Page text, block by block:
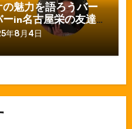
魅力を語ろうバー
ーin名古屋栄の友達
バー
年8月4日